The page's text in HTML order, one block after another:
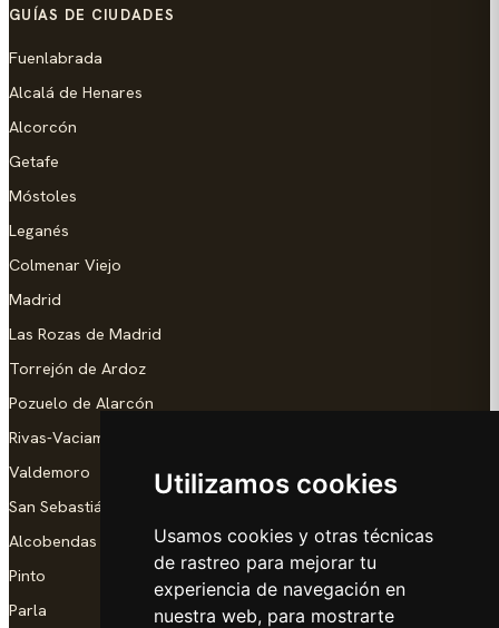
Utilizamos cookies
Usamos cookies y otras técnicas
de rastreo para mejorar tu
experiencia de navegación en
nuestra web, para mostrarte
GUÍAS DE CIUDADES
Fuenlabrada
Alcalá de Henares
Alcorcón
Getafe
Móstoles
Leganés
Colmenar Viejo
Madrid
Las Rozas de Madrid
Torrejón de Ardoz
Pozuelo de Alarcón
Rivas-Vaciamadrid
Valdemoro
San Sebastián de los Reyes
Alcobendas
Pinto
Parla